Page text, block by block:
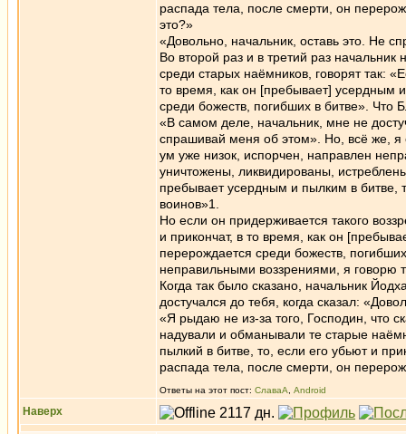
распада тела, после смерти, он
это?»
«Довольно, начальник, оставь это. Не
Во второй раз и в третий раз
среди старых наёмников, говорят так:
то время, как он [пребывает] усердным
среди божеств, погибших в битве». Что
«В самом деле, начальник, мне не
спрашивай меня об этом». Но, всё же, я
ум уже низок, испорчен, направлен
уничтожены, ликвидированы,
пребывает усердным и пылким в битве,
воинов»1.
Но если он придерживается такого
и прикончат, в то время, как он
перерождается среди божеств,
неправильными воззрениями, я говорю
Когда так было сказано, начальник
достучался до тебя, когда сказал:
«Я рыдаю не из-за того, Господин, что
надували и обманывали те старые
пылкий в битве, то, если его убьют и
распада тела, после смерти, он
Ответы на этот пост: СлаваА Android
Наверх